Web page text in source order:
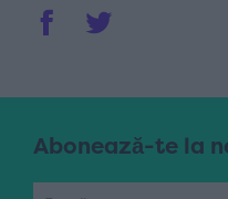
Abonează-te la